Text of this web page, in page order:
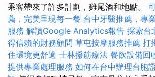
乘客帶來了許多計劃，雞尾酒和地點。
薦，完美呈現每一餐 台中牙醫推薦，專
服務 解讀Google Analytics報告 探索台
得信賴的財務顧問 草屯按摩服務推薦 打
住環境更舒適 士林撥筋療法 餐飲設備回
提供專業處理服務 如何在台中辦理台胞